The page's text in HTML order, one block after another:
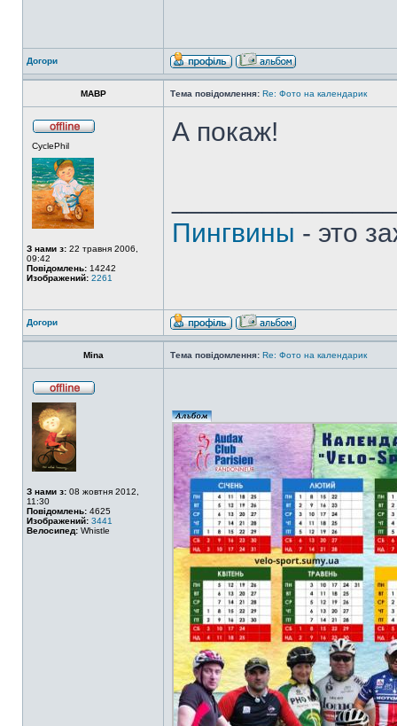
Догори
MABP Тема повідомлення: Re: Фото на календарик
CyclePhil
З нами з: 22 травня 2006,
09:42
Повідомлень: 14242
Изображений: 2261
А покаж!
Пингвины - это
Догори
Mina Тема повідомлення: Re: Фото на календарик
З нами з: 08 жовтня 2012,
11:30
Повідомлень: 4625
Изображений: 3441
Велосипед: Whistle